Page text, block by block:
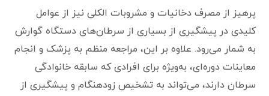
پرهیز از مصرف دخانیات و مشروبات الکلی نیز از عوامل
کلیدی در پیشگیری از بسیاری از سرطان‌های دستگاه گوارش
به شمار می‌رود. علاوه بر این، مراجعه منظم به پزشک و انجام
معاینات دوره‌ای، به‌ویژه برای افرادی که سابقه خانوادگی
سرطان دارند، می‌تواند به تشخیص زودهنگام و پیشگیری از